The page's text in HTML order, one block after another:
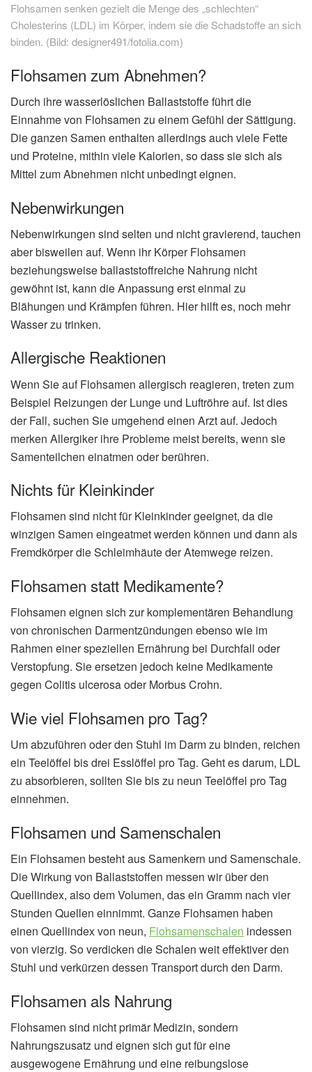
Flohsamen senken gezielt die Menge des „schlechten“
Cholesterins (LDL) im Körper, indem sie die Schadstoffe an sich
binden. (Bild: designer491/fotolia.com)
Flohsamen zum Abnehmen?
Durch ihre wasserlöslichen Ballaststoffe führt die
Einnahme von Flohsamen zu einem Gefühl der Sättigung.
Die ganzen Samen enthalten allerdings auch viele Fette
und Proteine, mithin viele Kalorien, so dass sie sich als
Mittel zum Abnehmen nicht unbedingt eignen.
Nebenwirkungen
Nebenwirkungen sind selten und nicht gravierend, tauchen
aber bisweilen auf. Wenn ihr Körper Flohsamen
beziehungsweise ballaststoffreiche Nahrung nicht
gewöhnt ist, kann die Anpassung erst einmal zu
Blähungen und Krämpfen führen. Hier hilft es, noch mehr
Wasser zu trinken.
Allergische Reaktionen
Wenn Sie auf Flohsamen allergisch reagieren, treten zum
Beispiel Reizungen der Lunge und Luftröhre auf. Ist dies
der Fall, suchen Sie umgehend einen Arzt auf. Jedoch
merken Allergiker ihre Probleme meist bereits, wenn sie
Samenteilchen einatmen oder berühren.
Nichts für Kleinkinder
Flohsamen sind nicht für Kleinkinder geeignet, da die
winzigen Samen eingeatmet werden können und dann als
Fremdkörper die Schleimhäute der Atemwege reizen.
Flohsamen statt Medikamente?
Flohsamen eignen sich zur komplementären Behandlung
von chronischen Darmentzündungen ebenso wie im
Rahmen einer speziellen Ernährung bei Durchfall oder
Verstopfung. Sie ersetzen jedoch keine Medikamente
gegen Colitis ulcerosa oder Morbus Crohn.
Wie viel Flohsamen pro Tag?
Um abzuführen oder den Stuhl im Darm zu binden, reichen
ein Teelöffel bis drei Esslöffel pro Tag. Geht es darum, LDL
zu absorbieren, sollten Sie bis zu neun Teelöffel pro Tag
einnehmen.
Flohsamen und Samenschalen
Ein Flohsamen besteht aus Samenkern und Samenschale.
Die Wirkung von Ballaststoffen messen wir über den
Quellindex, also dem Volumen, das ein Gramm nach vier
Stunden Quellen einnimmt. Ganze Flohsamen haben
einen Quellindex von neun, Flohsamenschalen indessen
von vierzig. So verdicken die Schalen weit effektiver den
Stuhl und verkürzen dessen Transport durch den Darm.
Flohsamen als Nahrung
Flohsamen sind nicht primär Medizin, sondern
Nahrungszusatz und eignen sich gut für eine
ausgewogene Ernährung und eine reibungslose